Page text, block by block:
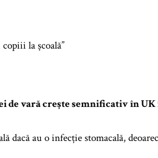
vară crește semnificativ în UK
dacă au oinfecțiestomacală,